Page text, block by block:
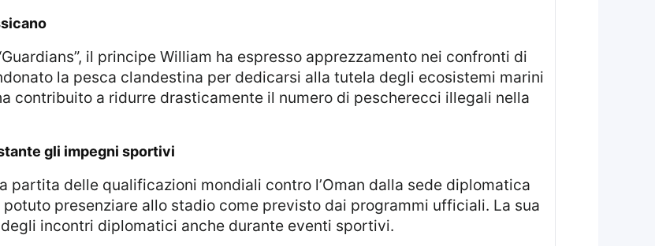
la pesca clandestina per dedicarsi alla tutela degli ecosistemi marini
contribuito a ridurre drasticamente il numero di pescherecci illegali nella
gli impegni sportivi
presenziare allo stadio come previsto dai programmi ufficiali. La sua
incontri diplomatici anche durante eventi sportivi.